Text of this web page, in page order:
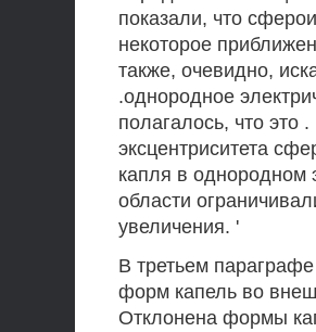
показали, что
некоторое
также, очевидно,
.однородное
полагалось, что это
эксцентриситета
капля в однородном
области
увеличения. '
В третьем
форм капель во
Отклонена формы